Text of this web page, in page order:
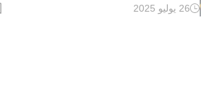
وقت
26 يوليو 2025